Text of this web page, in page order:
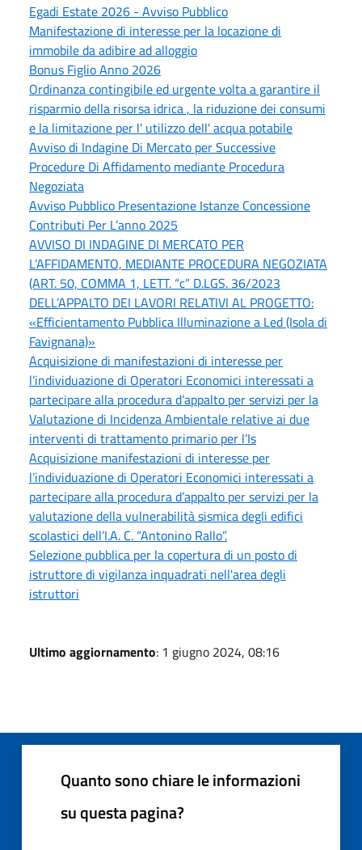
Egadi Estate 2026 - Avviso Pubblico
Manifestazione di interesse per la locazione di
immobile da adibire ad alloggio
Bonus Figlio Anno 2026
Ordinanza contingibile ed urgente volta a garantire il
risparmio della risorsa idrica , la riduzione dei consumi
e la limitazione per l' utilizzo dell' acqua potabile
Avviso di Indagine Di Mercato per Successive
Procedure Di Affidamento mediante Procedura
Negoziata
Avviso Pubblico Presentazione Istanze Concessione
Contributi Per L’anno 2025
AVVISO DI INDAGINE DI MERCATO PER
L’AFFIDAMENTO, MEDIANTE PROCEDURA NEGOZIATA
(ART. 50, COMMA 1, LETT. “c” D.LGS. 36/2023
DELL’APPALTO DEI LAVORI RELATIVI AL PROGETTO:
«Efficientamento Pubblica Illuminazione a Led (Isola di
Favignana)»
Acquisizione di manifestazioni di interesse per
l’individuazione di Operatori Economici interessati a
partecipare alla procedura d’appalto per servizi per la
Valutazione di Incidenza Ambientale relative ai due
interventi di trattamento primario per l’Is
Acquisizione manifestazioni di interesse per
l’individuazione di Operatori Economici interessati a
partecipare alla procedura d’appalto per servizi per la
valutazione della vulnerabilità sismica degli edifici
scolastici dell’I.A. C. “Antonino Rallo”.
Selezione pubblica per la copertura di un posto di
istruttore di vigilanza inquadrati nell'area degli
istruttori
Ultimo aggiornamento: 1 giugno 2024, 08:16
Quanto sono chiare le informazioni
su questa pagina?